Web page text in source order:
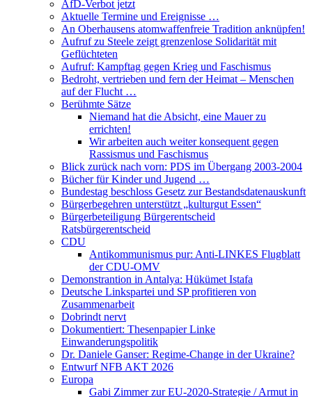
AfD-Verbot jetzt
Aktuelle Termine und Ereignisse …
An Oberhausens atomwaffenfreie Tradition anknüpfen!
Aufruf zu Steele zeigt grenzenlose Solidarität mit
Geflüchteten
Aufruf: Kampftag gegen Krieg und Faschismus
Bedroht, vertrieben und fern der Heimat – Menschen
auf der Flucht …
Berühmte Sätze
Niemand hat die Absicht, eine Mauer zu
errichten!
Wir arbeiten auch weiter konsequent gegen
Rassismus und Faschismus
Blick zurück nach vorn: PDS im Übergang 2003-2004
Bücher für Kinder und Jugend …
Bundestag beschloss Gesetz zur Bestandsdatenauskunft
Bürgerbegehren unterstützt „kulturgut Essen“
Bürgerbeteiligung Bürgerentscheid
Ratsbürgerentscheid
CDU
Antikommunismus pur: Anti-LINKES Flugblatt
der CDU-OMV
Demonstrantion in Antalya: Hükümet Istafa
Deutsche Linkspartei und SP profitieren von
Zusammenarbeit
Dobrindt nervt
Dokumentiert: Thesenpapier Linke
Einwanderungspolitik
Dr. Daniele Ganser: Regime-Change in der Ukraine?
Entwurf NFB AKT 2026
Europa
Gabi Zimmer zur EU-2020-Strategie / Armut in